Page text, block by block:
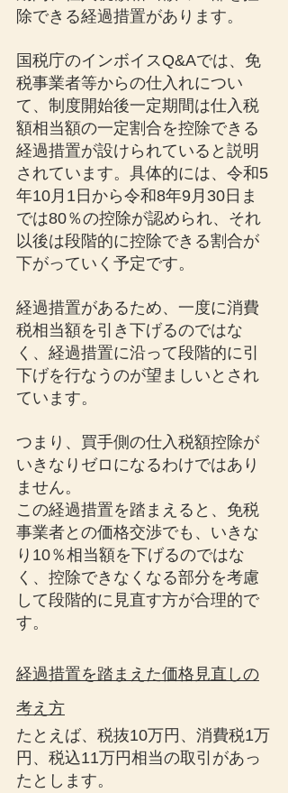
除できる経過措置があります。
国税庁のインボイスQ&Aでは、免
税事業者等からの仕入れについ
て、制度開始後一定期間は仕入税
額相当額の一定割合を控除できる
経過措置が設けられていると説明
されています。具体的には、令和5
年10月1日から令和8年9月30日ま
では80％の控除が認められ、それ
以後は段階的に控除できる割合が
下がっていく予定です。
経過措置があるため、一度に消費
税相当額を引き下げるのではな
く、経過措置に沿って段階的に引
下げを行なうのが望ましいとされ
ています。
つまり、買手側の仕入税額控除が
いきなりゼロになるわけではあり
ません。
この経過措置を踏まえると、免税
事業者との価格交渉でも、いきな
り10％相当額を下げるのではな
く、控除できなくなる部分を考慮
して段階的に見直す方が合理的で
す。
経過措置を踏まえた価格見直しの
考え方
たとえば、税抜10万円、消費税1万
円、税込11万円相当の取引があっ
たとします。